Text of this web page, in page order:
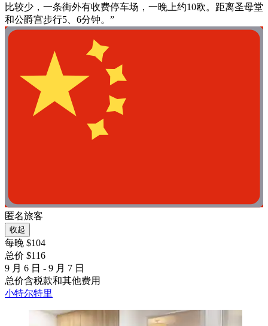
比较少，一条街外有收费停车场，一晚上约10欧。距离圣母堂
和公爵宫步行5、6分钟。”
匿名旅客
收起
每晚 $104
总价 $116
9 月 6 日 - 9 月 7 日
总价含税款和其他费用
小特尔特里